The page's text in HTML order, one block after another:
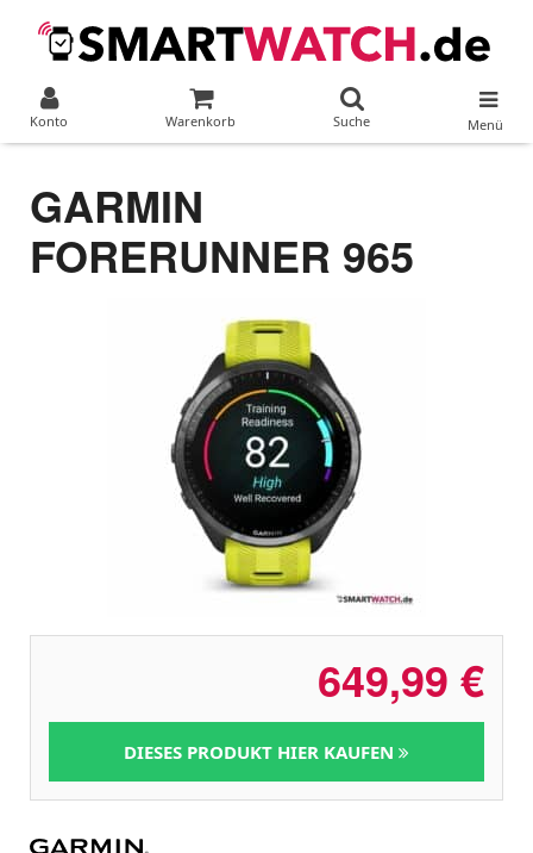
Konto Warenkorb Suche Menü
GARMIN
FORERUNNER 965
649,99 €
DIESES PRODUKT HIER KAUFEN